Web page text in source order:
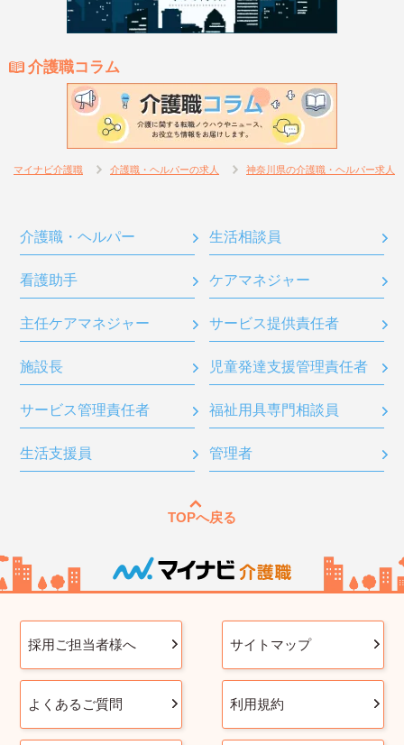
介護職コラム
マイナビ介護職 介護職・ヘルパーの求人 神奈川県の介護職・ヘルパー求人
介護職・ヘルパー 生活相談員
看護助手 ケアマネジャー
主任ケアマネジャー サービス提供責任者
施設長 児童発達支援管理責任者
サービス管理責任者 福祉用具専門相談員
生活支援員 管理者
TOPへ戻る
採用ご担当者様へ サイトマップ
よくあるご質問 利用規約